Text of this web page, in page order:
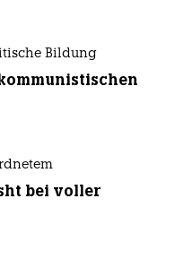
Bildung
bei voller